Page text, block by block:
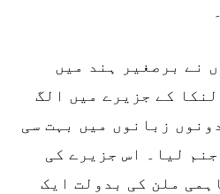
نے برصغیر ہند میں
کے جزیرے میں الگ
زبانوں میں بہت سی
لیا۔ اس جزیرے کی
ملن کی بدولت ایک